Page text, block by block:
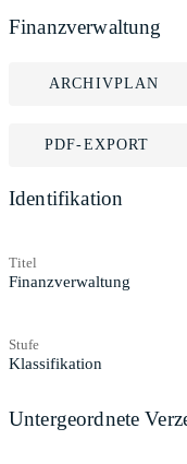
Finanzverwaltung
ARCHIVPLAN
PDF-EXPORT
Identifikation
Titel
Finanzverwaltung
Stufe
Klassifikation
Untergeordnete